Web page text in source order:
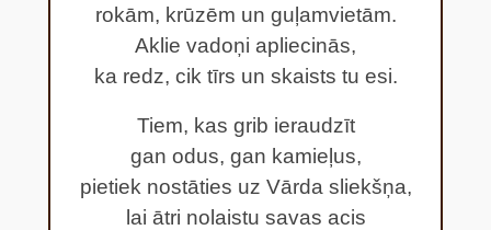
rokām, krūzēm un guļamvietām.
Aklie vadoņi apliecinās,
ka redz, cik tīrs un skaists tu esi.
Tiem, kas grib ieraudzīt
gan odus, gan kamieļus,
pietiek nostāties uz Vārda sliekšņa,
lai ātri nolaistu savas acis